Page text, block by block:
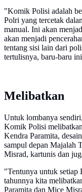
"Komik Polisi adalah
Polri yang tercetak
manual. Ini akan
akan menjadi
tentang sisi lain dari
tertulisnya, baru-baru
Melibatkan
Untuk lombanya
Komik Polisi
Kendra Paramita,
sampul depan Majalah
Misrad, kartunis dan
"Tentunya untuk
tahunnya kita
Paramita dan Mice